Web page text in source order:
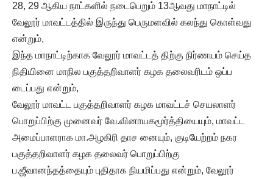
28, 29 ஆகிய நாட்களில் நடைபெறும் 13ஆவது மாநாட்டில்
வேலூர் மாவட்டத்தில் இருந்து பெருமளவில் கலந்து கொள்வது
என்றும்,
இந்த மாநாட்டிற்காக வேலூர் மாவட்டத் திற்கு நிர்ணயம் செய்த
நிதியினை மாநில பகுத்தறிவாளர் கழக தலைவரிடம் ஒப்ப
டைப்பது என்றும்,
வேலூர் மாவட்ட பகுத்தறிவாளர் கழக மாவட்டச் செயலாளர்
பொறுப்பிற்கு முனைவர் வே.வினாயகமூர்த்தியையும், மாவட்ட
அமைப்பாளராக மா.அழகிரி தாச னையும், குடியேற்றம் நகர
பகுத்தறிவாளர் கழக தலைவர் பொறுப்பிற்கு
ப.ஜீவானந்தத்தையும் புதிதாக நியமிப்பது என்றும், வேலூர்